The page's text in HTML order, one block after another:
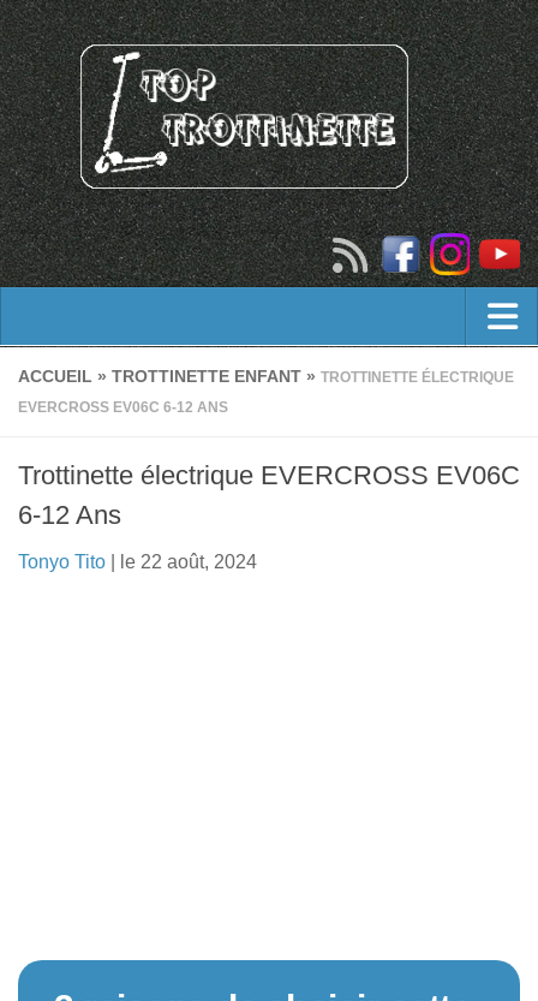
Trottinette adulte
trottinette tout terrain adulte
ACCUEIL » TROTTINETTE ENFANT » TROTTINETTE ÉLECTRIQUE
EVERCROSS EV06C 6-12 ANS
Trottinette électrique EVERCROSS EV06C
6-12 Ans
Tonyo Tito | le 22 août, 2024